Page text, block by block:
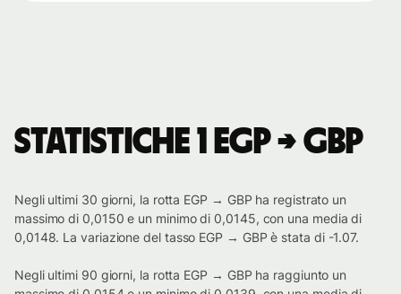
Statistiche 1 EGP → GBP
Negli ultimi 30 giorni, la rotta EGP → GBP ha registrato un
massimo di 0,0150 e un minimo di 0,0145, con una media di
0,0148. La variazione del tasso EGP → GBP è stata di -1.07.
Negli ultimi 90 giorni, la rotta EGP → GBP ha raggiunto un